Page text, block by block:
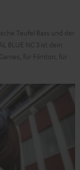
Teufel Bass und der
BLUE NC 3 ist dein
für Filmton, für